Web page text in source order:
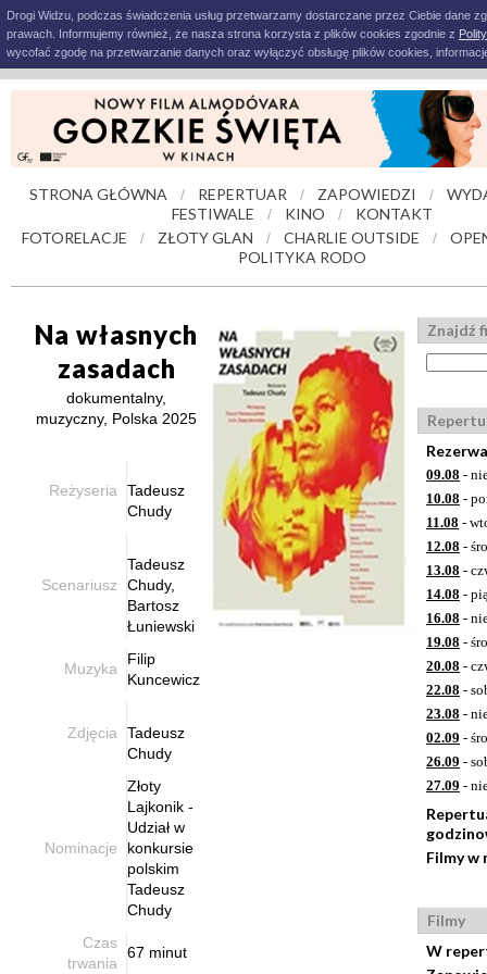
Drogi Widzu, podczas świadczenia usług przetwarzamy dostarczane przez Ciebie dane
prawach. Informujemy również, że nasza strona korzysta z plików cookies zgodnie z
wycofać zgodę na przetwarzanie danych oraz wyłączyć obsługę plików cookies,
STRONA GŁÓWNA / REPERTUAR / ZAPOWIEDZI /
FESTIWALE
/ KINO /
KONTAKT
FOTORELACJE
/ ZŁOTY GLAN / CHARLIE OUTSIDE /
POLITYKA RODO
Na własnych
zasadach
dokumentalny,
muzyczny, Polska 2025
Reżyseria
Tadeusz
Chudy
Scenariusz
Tadeusz
Chudy,
Bartosz
Łuniewski
Muzyka
Filip
Kuncewicz
Zdjęcia
Tadeusz
Chudy
Nominacje
Złoty
Lajkonik -
Udział w
konkursie
polskim
Tadeusz
Chudy
Czas
trwania
67 minut
Znajdź
09.08 -
10.08 -
11.08 -
12.08 -
13.08 -
14.08 -
16.08 -
19.08 -
20.08 -
22.08 -
23.08 -
02.09 -
26.09 -
27.09 -
Filmy w
Filmy
W